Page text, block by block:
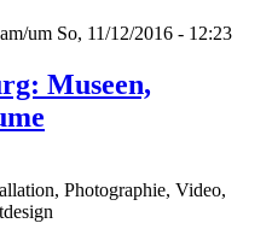
am/um So, 11/12/2016 - 12:23
Museen,
Photographie, Video,